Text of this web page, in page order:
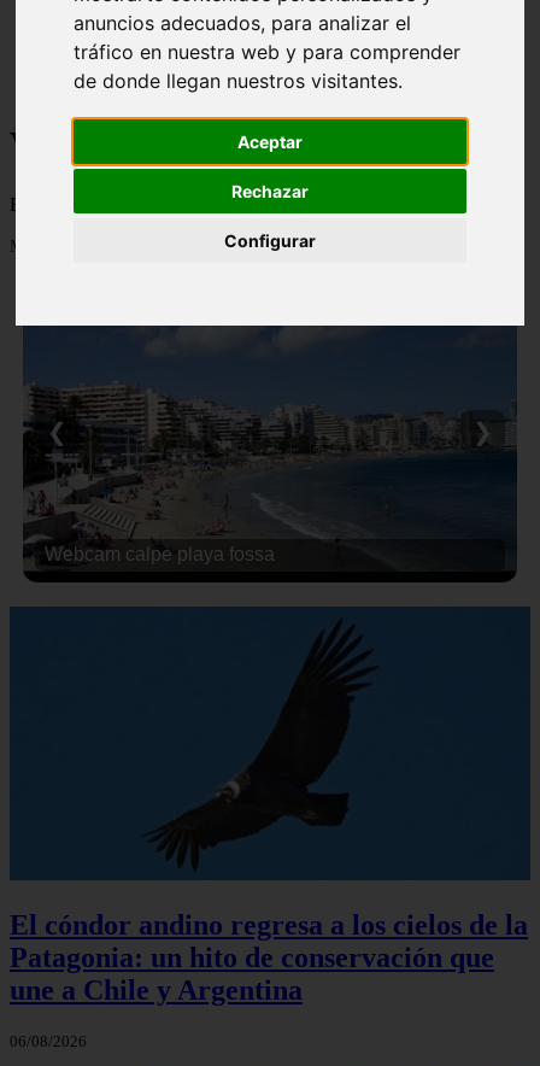
anuncios adecuados, para analizar el
tráfico en nuestra web y para comprender
de donde llegan nuestros visitantes.
Aceptar
Rechazar
Configurar
monumentos
naturaleza
san
tenerife
Viajes a la Patagonia
Blog sobre la Patagonia en particular y sobre turismo en general
Mostrando 1 - 24 de 478 artículos
Webcam calpe playa fossa
❮ ❯
El cóndor andino regresa a los cielos de la
Patagonia: un hito de conservación que
une a Chile y Argentina
06/08/2026